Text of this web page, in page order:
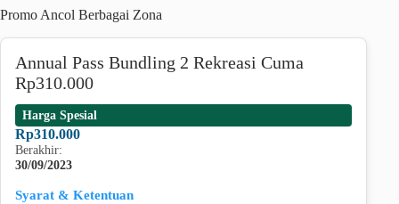
Promo Ancol Berbagai Zona
Annual Pass Bundling 2 Rekreasi Cuma
Rp310.000
Harga Spesial
Rp310.000
Berakhir:
30/09/2023
Syarat & Ketentuan